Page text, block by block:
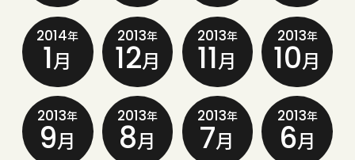
2014年
1月
2013年
12月
2013年
11月
2013年
10月
2013年
9月
2013年
8月
2013年
7月
2013年
6月